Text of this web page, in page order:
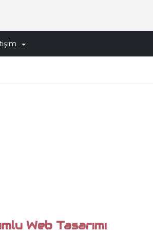
Web Tasarımı